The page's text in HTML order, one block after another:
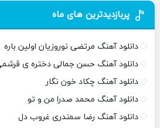
پربازدیدترین های ماه
دانلود آهنگ مرتضی نوروزیان اولین باره
دانلود آهنگ حسن جمالی دختره ی
دانلود آهنگ چکاد خون نگار
دانلود آهنگ محمد صدرا من و تو
دانلود آهنگ رضا سمندری غروب دل